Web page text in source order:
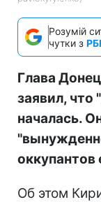
Розумій
чутки з
Глава
заявил, что
началась.
оккупантов
Об этом